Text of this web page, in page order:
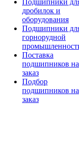
Подшипники
дробилок и
оборудования
Подшипники
горнорудной
Поставка
подшипников на
заказ
Подбор
подшипников на
заказ